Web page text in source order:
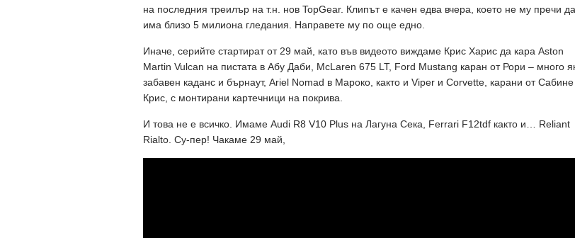
на последния треилър на т.н. нов TopGear. Клипът е качен едва вчера, което не му пречи да
има близо 5 милиона гледания. Направете му по още едно.
Иначе, серийте стартират от 29 май, като във видеото виждаме Крис Харис да кара Aston
Martin Vulcan на пистата в Абу Даби, McLaren 675 LT, Ford Mustang каран от Рори – много
забавен каданс и бърнаут, Ariel Nomad в Мароко, както и Viper и Corvette, карани от Сабине
Крис, с монтирани картечници на покрива.
И това не е всичко. Имаме Audi R8 V10 Plus на Лагуна Сека, Ferrari F12tdf както и… Reliant
Rialto. Су-пер! Чакаме 29 май,